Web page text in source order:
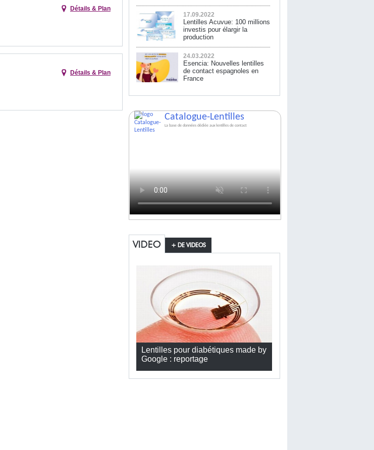
Détails & Plan
Détails & Plan
17.09.2022
Lentilles Acuvue: 100 millions
investis pour élargir la
production
24.03.2022
Esencia: Nouvelles lentilles
de contact espagnoles en
France
Catalogue-Lentilles
La base de données dédiée aux lentilles de contact
VIDEO + DE VIDEOS
Lentilles pour diabétiques made by
Google : reportage